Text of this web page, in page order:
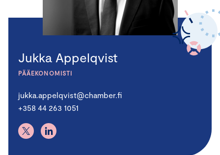
Jukka Appelqvist
PÄÄEKONOMISTI
jukka.appelqvist@chamber.fi
+358 44 263 1051